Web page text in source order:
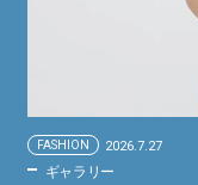
FASHION 2026.7.27
ギャラリー